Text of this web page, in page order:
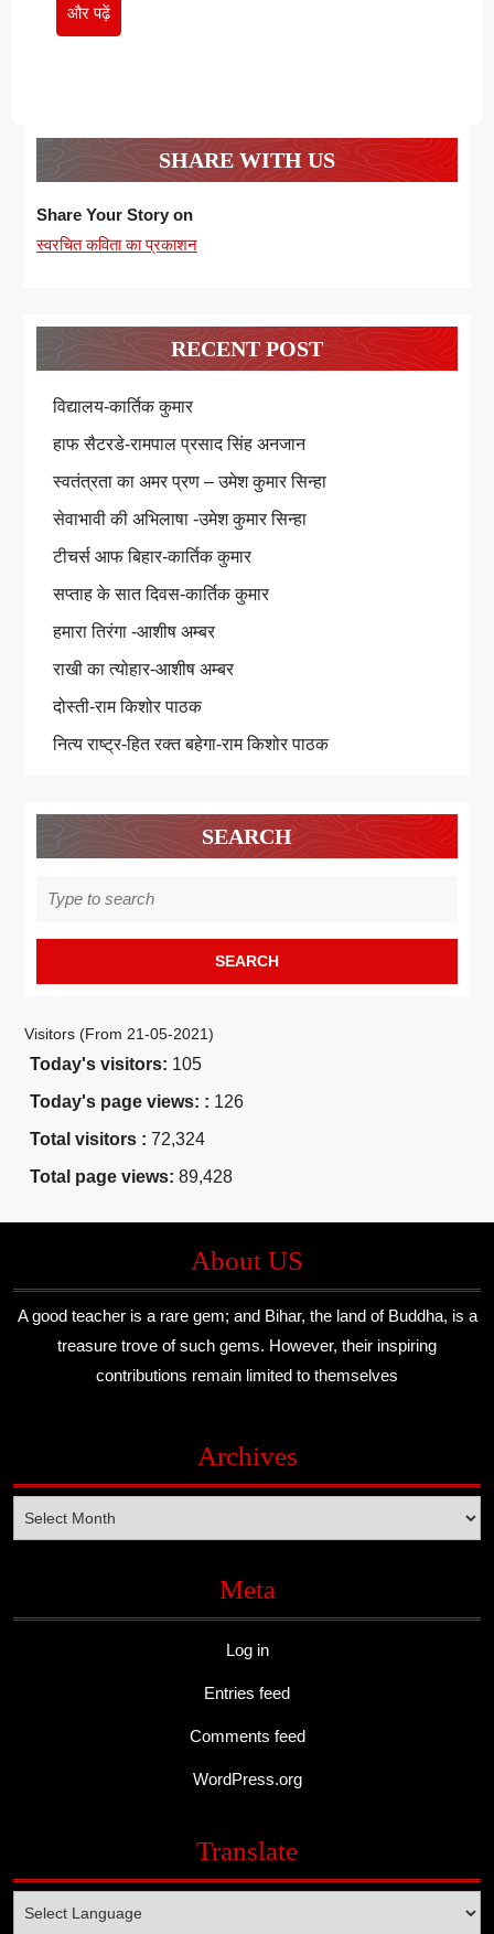
और पढ़ेंऔर
पढ़ें
SHARE WITH US
Share Your Story on
स्वरचित कविता का प्रकाशन
RECENT POST
विद्यालय-कार्तिक कुमार
हाफ सैटरडे-रामपाल प्रसाद सिंह अनजान
स्वतंत्रता का अमर प्रण – उमेश कुमार सिन्हा
सेवाभावी की अभिलाषा -उमेश कुमार सिन्हा
टीचर्स आफ बिहार-कार्तिक कुमार
सप्ताह के सात दिवस-कार्तिक कुमार
हमारा तिरंगा -आशीष अम्बर
राखी का त्योहार-आशीष अम्बर
दोस्ती-राम किशोर पाठक
नित्य राष्ट्र-हित रक्त बहेगा-राम किशोर पाठक
SEARCH
for:
Visitors (From 21-05-2021)
Today's visitors: 105
Today's page views: : 126
Total visitors : 72,324
Total page views: 89,428
About US
A good teacher is a rare gem; and Bihar, the land of Buddha, is a
treasure trove of such gems. However, their inspiring
contributions remain limited to themselves
Archives
Meta
Log in
Entries feed
Comments feed
WordPress.org
Translate